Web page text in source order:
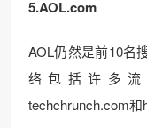
5.AOL.com
AOL仍然是前10名
络包括许多流
techchrunch.com和